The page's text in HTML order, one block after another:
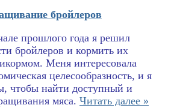
бройлеров
прошлого года я решил
бройлеров и кормить их
Меня интересовала
целесообразность, и я
чтобы найти доступный и
мяса. Читать далее »